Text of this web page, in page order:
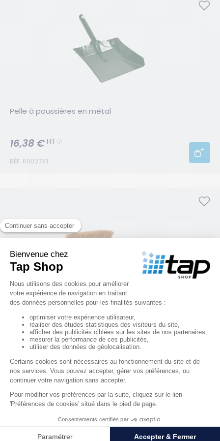
Pelle à poussières en métal
RÉF. 0002741
16,38 € HT
Balayette coco long manche
RÉF. 0002742
15,52 € HT